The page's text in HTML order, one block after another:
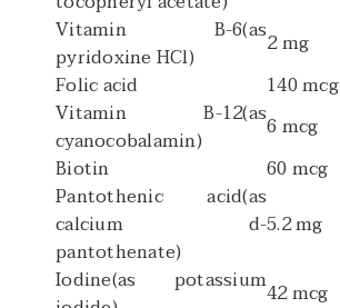
Vitamin B-6(as
pyridoxine HCl)
2 mg
Folic acid
140 mcg
Vitamin B-12(as
cyanocobalamin)
6 mcg
Biotin
60 mcg
Pantothenic acid(as
calcium d-
pantothenate)
5.2 mg
Iodine(as potassium42 mcg